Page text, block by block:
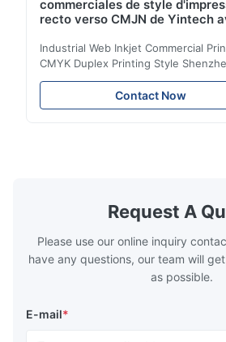
commerciales de style
recto verso CMJN de Yintech
Industrial Web Inkjet Commercial
CMYK Duplex Printing Style
Yintech Co.,LTD is a modern high-
enterprise specialized in pre-press
making equipment, integrating
UV plate making machine Flexo plate
making machine Monochrome / Dual
Contact Now
Request A
Please use our online inquiry
have any questions, our team will
as possible.
E-mail*